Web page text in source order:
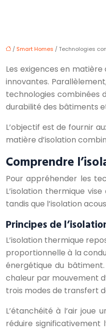
/ Smart Homes / Technologies
Les exigences en
innovantes.
technologies combinées
durabilité des bâtiments
L’objectif est de fournir
matière d’isolation
Comprendre
Pour appréhender les
L’isolation thermique
tandis que l’isolation
Principes de
L’isolation thermique
proportionnelle à la
énergétique du
chaleur par mouvement
trois modes de transfert
L’étanchéité à l’air
réduire significativement